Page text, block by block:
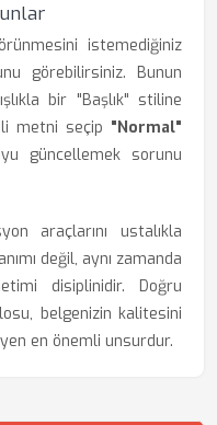
istemediğiniz
görebilirsiniz. Bunun
bir "Başlık" stiline
metni seçip "Normal"
güncellemek sorunu
araçlarını ustalıkla
değil, aynı zamanda
disiplinidir. Doğru
belgenizin kalitesini
en önemli unsurdur.